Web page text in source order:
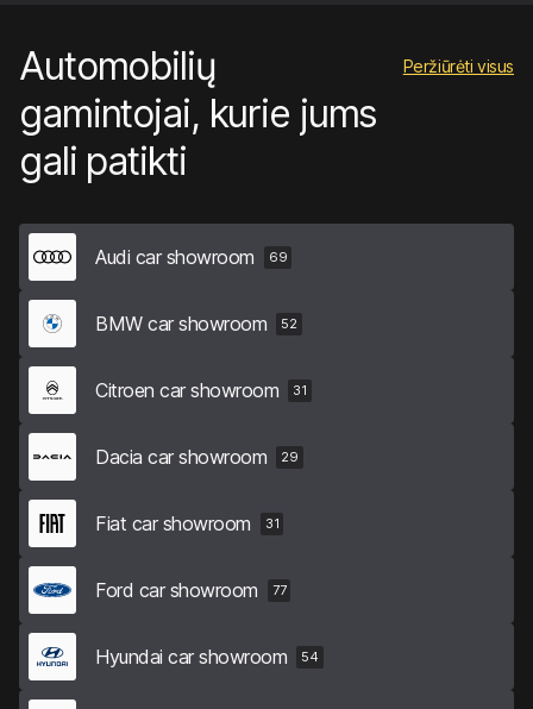
Automobilių
gamintojai, kurie jums
gali patikti
Peržiūrėti visus
Audi car showroom 69
BMW car showroom 52
Citroen car showroom 31
Dacia car showroom 29
Fiat car showroom 31
Ford car showroom 77
Hyundai car showroom 54